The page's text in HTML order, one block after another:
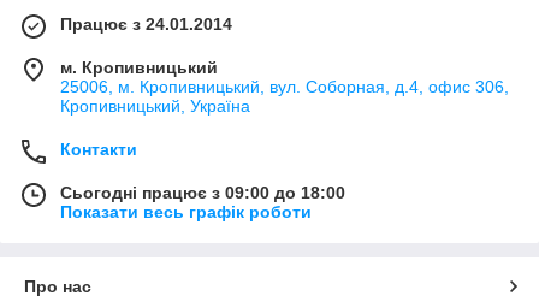
Працює з 24.01.2014
м. Кропивницький
25006, м. Кропивницький, вул. Соборная, д.4, офис 306,
Кропивницький, Україна
Контакти
Сьогодні працює з 09:00 до 18:00
Показати весь графік роботи
Про нас